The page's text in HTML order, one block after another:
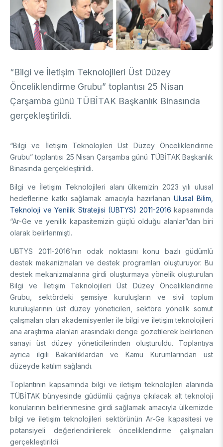
Arşiv
Üretken Yapay Zekâ Rehberi
DESTEKLER
Akademik
Uluslararası Programlar
Ulusal Programlar
Uluslararası Programlar
Bilim & Toplum
Ulusal Programlar
Uluslararası Programlar
Bilimsel Etkinlik
Etkinliklere Katılım
Uluslararası Destekler
İkili İş Birliği Programları
Çok Taraflı Programlar
BURSLAR
Lisans / Önlisans
Mentorluk Desteği Programı
Burs Programları
Destek Programları
Lisansüstü
Eğitim Burs Programları
Doktora Sonrası
Uluslararası Burslar
Uluslararası
Araştırma Burs Programları
Uluslararası Burslar
AR-GE FAALİYETLERİMİZ
MAM
Enerji Teknolojileri
İklim ve Yaşam Bilimleri
Malzeme ve Proses Teknolojileri
BİLGEM
Bilişim Teknolojileri Enstitüsü (BTE)
Ulusal Elektronik ve Kriptoloji Araştırma Enstitüsü (UEKAE)
Yapay Zekâ Enstitüsü (YZE)
Yazılım Teknolojileri Araştırma Enstitüsü (YTE)
İleri Teknolojiler Araştırma Enstitüsü (İLTAREN)
AR-GE Birimleri
Raylı Ulaşım Teknolojileri Enstitüsü (RUTE)
Savunma Sanayii Araştırma ve Geliştirme Enstitüsü (SAGE)
TEKSEB ve TEKNOPARK
Temel Bilimler Araştırma Enstitüsü (TBAE)
Temiz Enerji, İklim Değişikliği ve Sürdürülebilirlik Araştırma
AR-GE Kolaylık Birimleri
Bursa Test ve Analiz Laboratuvarı (BUTAL)
Ulusal Akademik Ağ ve Bilgi Merkezi (ULAKBİM)
Haber Arşivi
“Bilgi ve İletişim Teknolojileri Üst Düzey
Önceliklendirme Grubu” toplantısı 25 Nisan
Çarşamba günü TÜBİTAK Başkanlık Binasında
gerçekleştirildi.
“Bilgi ve İletişim Teknolojileri Üst Düzey Önceliklendirme
Grubu” toplantısı 25 Nisan Çarşamba günü TÜBİTAK Başkanlık
Binasında gerçekleştirildi.
Bilgi ve İletişim Teknolojileri alanı ülkemizin 2023 yılı ulusal
hedeflerine katkı sağlamak amacıyla hazırlanan Ulusal Bilim,
Teknoloji ve Yenilik Stratejisi (UBTYS) 2011-2016 kapsamında
“Ar-Ge ve yenilik kapasitemizin güçlü olduğu alanlar”dan biri
olarak belirlenmişti.
UBTYS 2011-2016’nın odak noktasını konu bazlı güdümlü
destek mekanizmaları ve destek programları oluşturuyor. Bu
destek mekanizmalarına girdi oluşturmaya yönelik oluşturulan
Bilgi ve İletişim Teknolojileri Üst Düzey Önceliklendirme
Grubu, sektördeki şemsiye kuruluşların ve sivil toplum
kuruluşlarının üst düzey yöneticileri, sektöre yönelik somut
çalışmaları olan akademisyenler ile bilgi ve iletişim teknolojileri
ana araştırma alanları arasındaki denge gözetilerek belirlenen
sanayi üst düzey yöneticilerinden oluşturuldu. Toplantıya
ayrıca ilgili Bakanlıklardan ve Kamu Kurumlarından üst
düzeyde katılım sağlandı.
Toplantının kapsamında bilgi ve iletişim teknolojileri alanında
TÜBİTAK bünyesinde güdümlü çağrıya çıkılacak alt teknoloji
konularının belirlenmesine girdi sağlamak amacıyla ülkemizde
bilgi ve iletişim teknolojileri sektörünün Ar-Ge kapasitesi ve
potansiyeli değerlendirilerek önceliklendirme çalışmaları
gerçekleştirildi.